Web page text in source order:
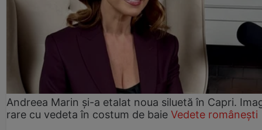
Andreea Marin și-a etalat noua siluetă în Capri.
rare cu vedeta în costum de baie Vedete românești